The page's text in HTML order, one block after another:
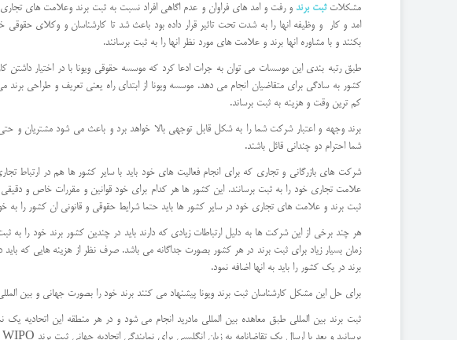
مشکلاتثبت برند و رفت و امد های فراوان و عدم اگاهی افراد نسبت به ثبت برند وعلامت های
امد و کار و وظیفه انها را به شدت تحت تاثیر قرار داده بود باعث شد تا کارشناسان و وکلای حقوقی
بکنند و با مشاوره انها برند و علامت های مورد نظر انها را به ثبت برسانند.
طبق رتبه بندی این موسسات می توان به جرات ادعا کرد که موسسه حقوقی ویونا با در اختیار
کشور به سادگی برای متقاضیان انجام می دهد. موسسه ویونا از ابتدای راه یعنی تعریف و طراحی برند
کم ترین وقت و هزینه به ثبت برساند.
برند وجهه و اعتبار شرکت شما را به شکل قابل توجهی بالا خواهد برد و باعث می شود مشتریان و
شما احترام دو چندانی قائل باشند.
شرکت های بازرگانی و تجاری که برای انجام فعالیت های خود باید با سایر کشور ها هم در ارتباط
علامت تجاری خود را به ثبت برسانند. این کشور ها هر کدام برای خود قوانین و مقررات خاص و دقیقی
ثبت برند و علامت های تجاری خود در سایر کشور ها باید حتما شرایط حقوقی و قانونی ان کشور را به
هر چند برخی از این شرکت ها به دلیل ارتباطات زیادی که دارند باید در چندین کشور برند خود را
زمان بسیار زیاد برای ثبت برند در هر کشور بصورت جداگانه می باشد. صرف نظر از هزینه هایی که
برند در یک کشور را باید به انها اضافه نمود.
برای حل این مشکل کارشناسان ثبت برند ویونا پیشنهاد می کنند برند خود را بصورت جهانی و بین
ثبت برند بین المللی طبق معاهده بین المللی مادرید انجام می شود و در هر منطقه این اتحادیه یک
برسانید و بعد با ارسال یک تقاضانامه به زبان انگلیسی برای نمایندگی اتحادیه جهانی ثبت برند WIPO برند خود را به ثبت برسانید.